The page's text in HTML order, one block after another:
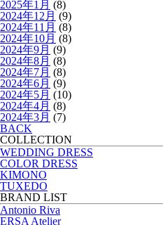
2025年1月 (8)
2024年12月 (9)
2024年11月 (8)
2024年10月 (8)
2024年9月 (9)
2024年8月 (8)
2024年7月 (8)
2024年6月 (9)
2024年5月 (10)
2024年4月 (8)
2024年3月 (7)
BACK
COLLECTION
WEDDING DRESS
COLOR DRESS
KIMONO
TUXEDO
BRAND LIST
Antonio Riva
ERSA Atelier